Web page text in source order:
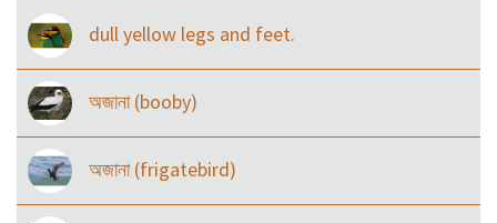
dull yellow legs and feet.
অজানা (booby)
অজানা (frigatebird)